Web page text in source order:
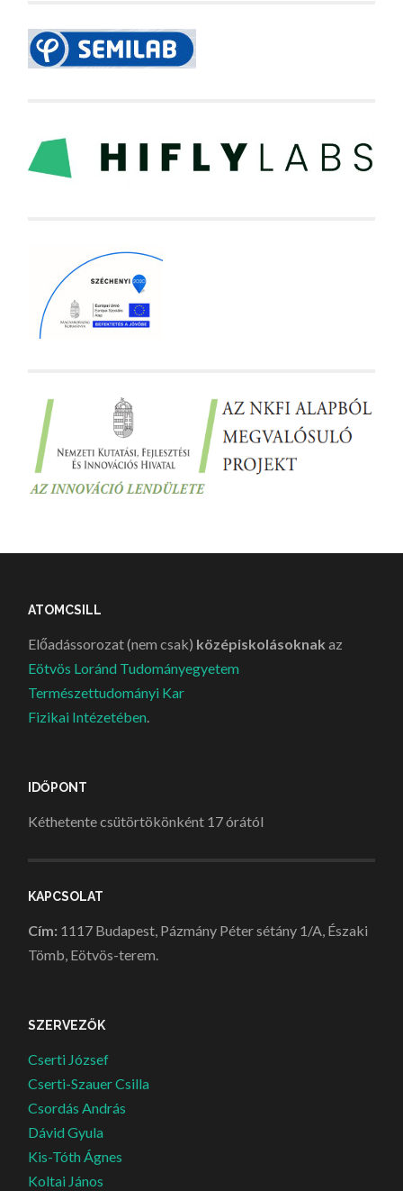
ATOMCSILL
Előadássorozat (nem csak) középiskolásoknak az
Eötvös Loránd Tudományegyetem
Természettudományi Kar
Fizikai Intézetében.
IDŐPONT
Kéthetente csütörtökönként 17 órától
KAPCSOLAT
Cím: 1117 Budapest, Pázmány Péter sétány 1/A, Északi
Tömb, Eötvös-terem.
SZERVEZŐK
Cserti József
Cserti-Szauer Csilla
Csordás András
Dávid Gyula
Kis-Tóth Ágnes
Koltai János